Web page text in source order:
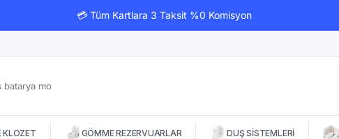
💳 Tüm Kartlara 3 Taksit %0 Komisyon
KLOZET GÖMME REZERVUARLAR DUŞ SİSTEMLERİ